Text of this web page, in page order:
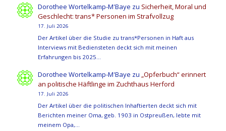
Dorothee Wortelkamp-M'Baye zu Sicherheit, Moral und
Geschlecht: trans* Personen im Strafvollzug
17. Juli 2026
Der Artikel über die Studie zu trans*Personen in Haft aus
Interviews mit Bediensteten deckt sich mit meinen
Erfahrungen bis 2025…
Dorothee Wortelkamp-M'Baye zu „Opferbuch“ erinnert
an politische Häftlinge im Zuchthaus Herford
17. Juli 2026
Der Artikel über die politischen Inhaftierten deckt sich mit
Berichten meiner Oma, geb. 1903 in Ostpreußen, lebte mit
meinem Opa,…